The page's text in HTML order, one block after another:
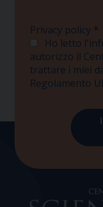
Privacy policy *
Ho letto
autorizzo il
trattare i miei
Regolamento